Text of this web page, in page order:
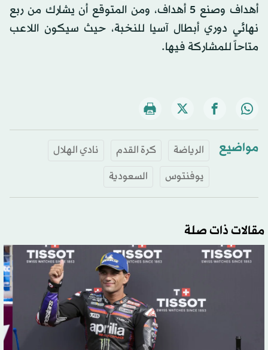
أهداف وصنع 5 أهداف، ومن المتوقع أن يشارك من ربع
نهائي دوري أبطال آسيا للنخبة، حيث سيكون اللاعب
متاحاً للمشاركة فيها.
مواضيع الرياضة كرة القدم
نادي الهلال
يوفنتوس
السعودية
مقالات ذات صلة